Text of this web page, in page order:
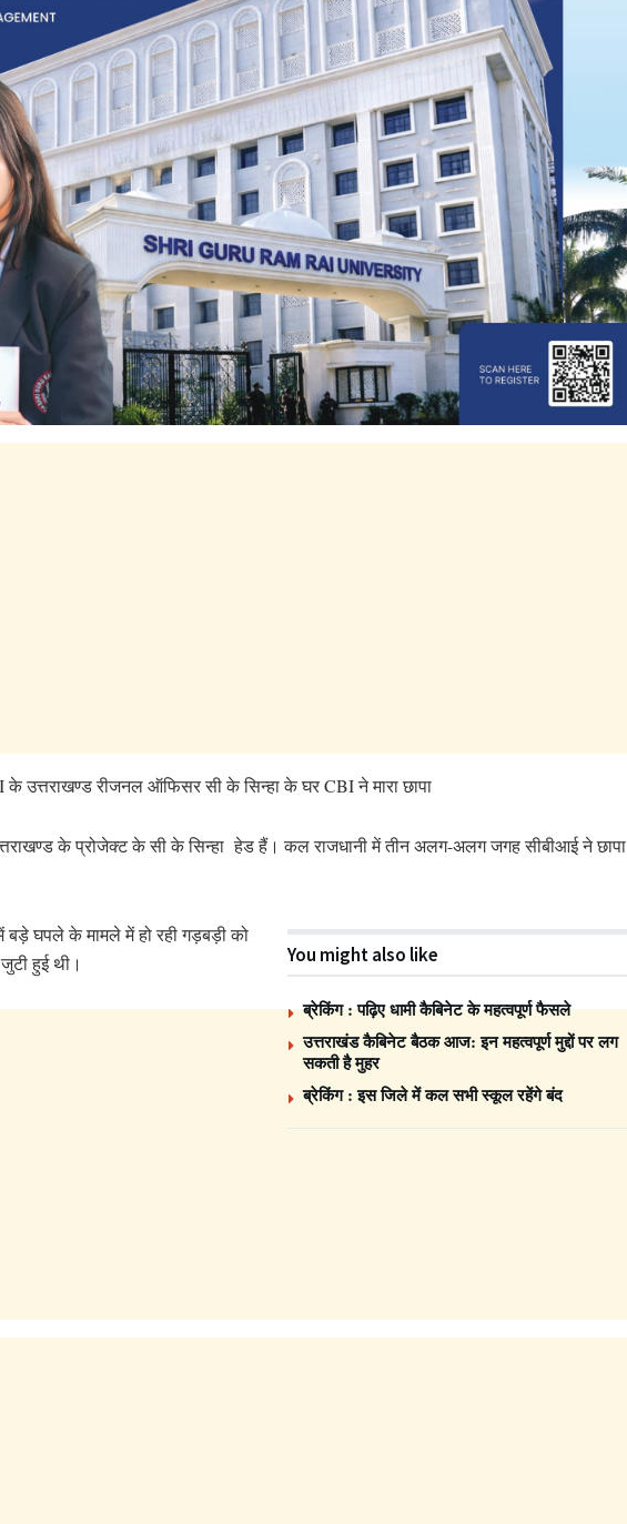
उत्तराखण्ड रीजनल ऑफिसर सी के सिन्हा के घर CBI ने मारा छापा
के प्रोजेक्ट के सी के सिन्हा हेड हैं। कल राजधानी में तीन अलग-अलग जगह सीबीआई ने छापा
You might also like
ब्रेकिंग : पढ़िए धामी कैबिनेट के महत्वपूर्ण फैसले
उत्तराखंड कैबिनेट बैठक आज: इन महत्वपूर्ण मुद्दों पर लग
सकती है मुहर
ब्रेकिंग : इस जिले में कल सभी स्कूल रहेंगे बंद
घपले के मामले में हो रही गड़बड़ी को
हुई थी।